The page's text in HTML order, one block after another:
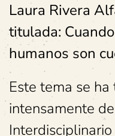
Laura Rivera
titulada:
humanos son
Este tema se
intensamente